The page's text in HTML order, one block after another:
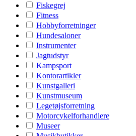
Fiskegrej
Fitness
Hobbyforretninger
Hundesaloner
Instrumenter
Jagtudstyr
Kampsport
Kontorartikler
Kunstgalleri
Kunstmuseum
Legetøjsforretning
Motorcykelforhandlere
Museer